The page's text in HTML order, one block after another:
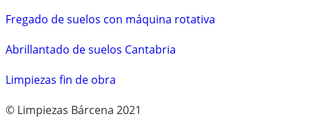
Fregado de suelos con máquina rotativa
Abrillantado de suelos Cantabria
Limpiezas fin de obra
© Limpiezas Bárcena 2021